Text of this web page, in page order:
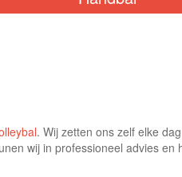
. Wij zetten ons zelf elke
wij in professioneel advies en